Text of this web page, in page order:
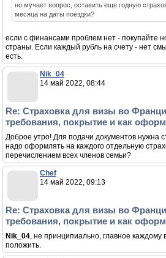
но мучает вопрос, оставить еще годную
месяца на даты поездки?
если с финансами проблем нет - покупайте
страны. Если каждый рубль на счету - нет
есть.
Nik_04
14 май 2022, 08:44
Re: Страховка для визы во
требования, покрытие и как
Доброе утро! Для подачи документов нужна
надо оформлять на каждого отдельную
перечислением всех членов семьи?
Chef
14 май 2022, 09:13
Re: Страховка для визы во
требования, покрытие и как
Nik_04, не принципиально, главное каждому
положить.